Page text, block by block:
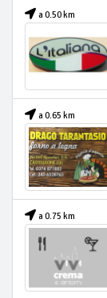
a 0.50 km
a 0.65 km
a 0.75 km